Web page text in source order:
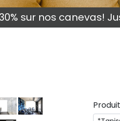
sur nos canevas!
Produit